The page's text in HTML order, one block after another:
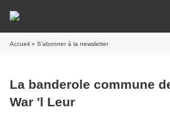
Accueil » S'abonner à la newsletter
La banderole commune
War 'l Leur